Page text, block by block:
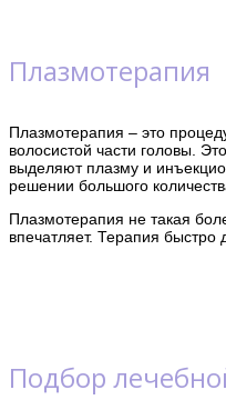
Плазмотерапия
Плазмотерапия – это
волосистой части головы.
выделяют плазму и
решении большого
Плазмотерапия не такая
впечатляет. Терапия быстро
Подбор